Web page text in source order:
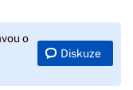
o
Diskuze